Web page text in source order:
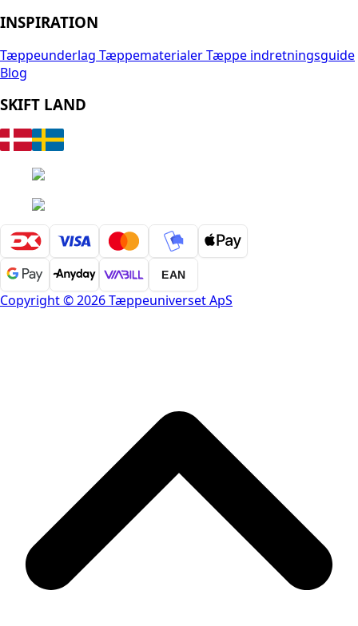
INSPIRATION
Tæppeunderlag TæppematerialerTæppe indretningsguide
Blog
SKIFT LAND
EAN
Copyright © 2026 Tæppeuniverset ApS